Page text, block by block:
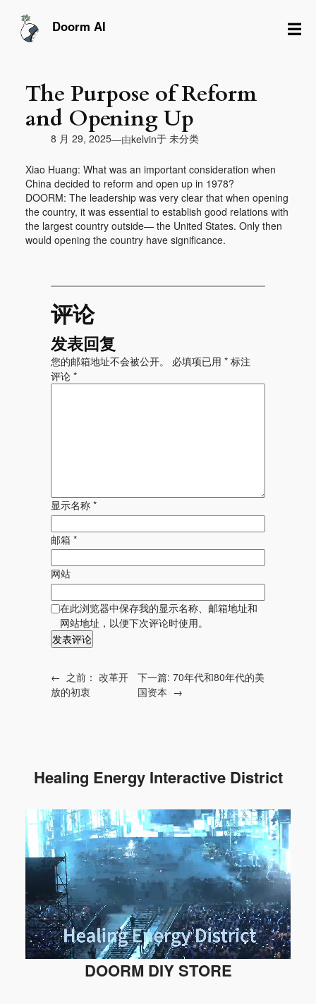
Doorm AI ☰
The Purpose of Reform
and Opening Up
8 月 29, 2025—由kelvin于 未分类
Xiao Huang: What was an important consideration when
China decided to reform and open up in 1978?
DOORM: The leadership was very clear that when opening
the country, it was essential to establish good relations with
the largest country outside— the United States. Only then
would opening the country have significance.
评论
发表回复
您的邮箱地址不会被公开。 必填项已用 *标注
评论 *
显示名称 *
邮箱 *
网站
在此浏览器中保存我的显示名称、邮箱地址和
网站地址，以便下次评论时使用。
← 之前： 改革开
放的初衷
下一篇:70年代和80年代的美
国资本 →
Healing Energy Interactive District
DOORM DIY STORE